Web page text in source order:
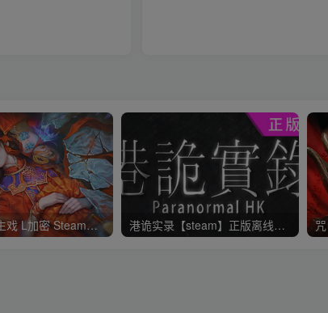
纸嫁衣5来生戏 L加密 Steam离线+赠送网盘版（1-6合集） 港诡实录【steam】正版离线+送网盘版 咒